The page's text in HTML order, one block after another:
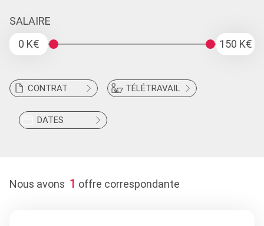
SALAIRE
0 K€
150 K€
CONTRAT TÉLÉTRAVAIL
DATES
Nous avons 1 offre correspondante